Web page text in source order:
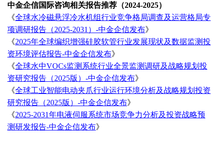
中金企信国际咨询相关报告推荐（2024-2025）
《全球水冷磁悬浮冷水机组行业竞争格局调查及运营格局专
项调研报告（2025-2031）-中金企信发布》
《2025年全球编织增强硅胶软管行业发展现状及数据监测投
资环境评估报告-中金企信发布》
《全球水中VOCs监测系统行业全景监测调研及战略规划投
资研究报告（2025版）-中金企信发布》
《全球工业智能电动夹爪行业运行环境分析及战略规划投资
研究报告（2025版）-中金企信发布》
《2025-2031年电液伺服系统市场竞争力分析及投资战略预
测研发报告-中金企信发布》